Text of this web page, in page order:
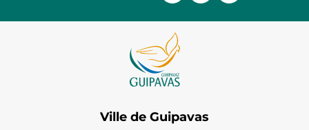
Ville de Guipavas